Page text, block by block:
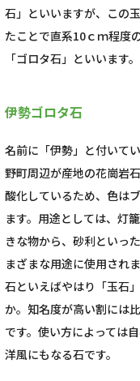
石」といいますが、この
たことで直系10ｃｍ程度
「ゴロタ石」といいます。
伊勢ゴロタ石
名前に「伊勢」と付いて
野町周辺が産地の花崗岩
酸化しているため、色は
ます。用途としては、灯
きな物から、砂利といっ
まざまな用途に使用され
石といえばやはり「玉石
か。知名度が高い割には
です。使い方によっては
洋風にもなる石です。